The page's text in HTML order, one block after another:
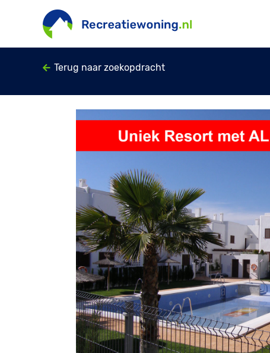
Terug naar zoekopdracht